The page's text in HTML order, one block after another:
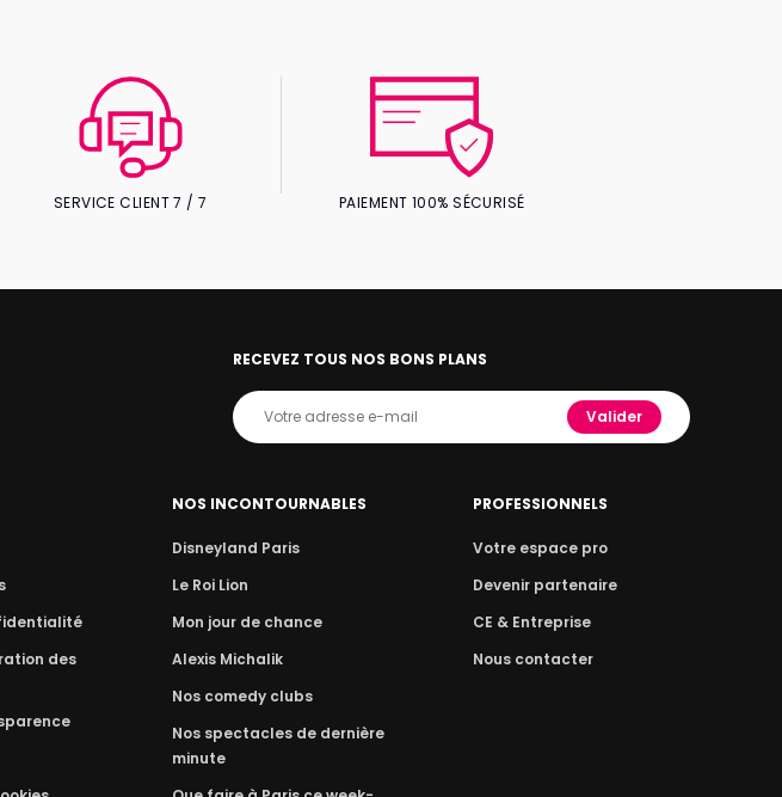
SERVICE CLIENT 7 / 7 PAIEMENT 100% SÉCURISÉ
RECEVEZ TOUS NOS BONS PLANS
Valider
des
NOS INCONTOURNABLES
Disneyland Paris
Le Roi Lion
Mon jour de chance
Alexis Michalik
Nos comedy clubs
Nos spectacles de dernière
minute
PROFESSIONNELS
Votre espace pro
Devenir partenaire
CE & Entreprise
Nous contacter